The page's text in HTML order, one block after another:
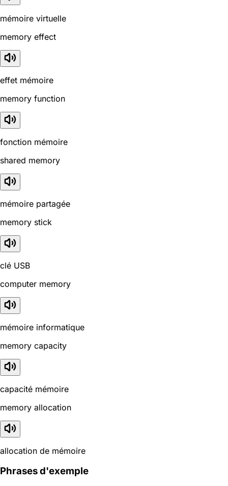
mémoire virtuelle
memory effect
effet mémoire
memory function
fonction mémoire
shared memory
mémoire partagée
memory stick
clé USB
computer memory
mémoire informatique
memory capacity
capacité mémoire
memory allocation
allocation de mémoire
Phrases d'exemple